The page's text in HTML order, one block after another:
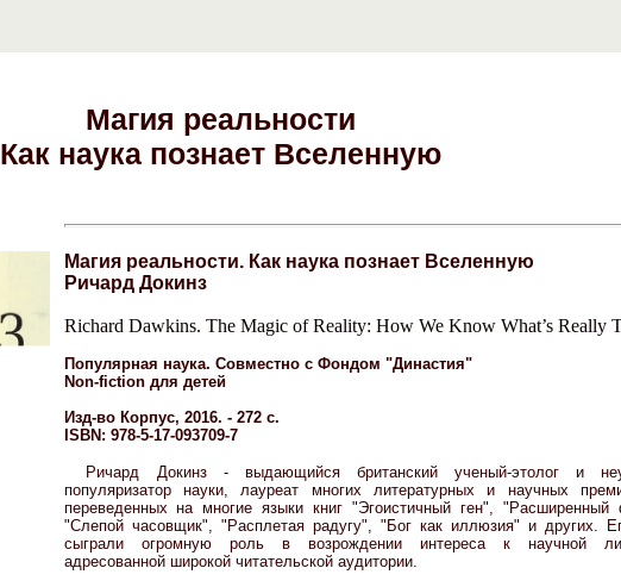
Магия реальности
Как наука познает Вселенную
Магия реальности. Как наука познает Вселенную
Ричард Докинз
Richard Dawkins. The Magic of Reality: How We Know What’s Really
Популярная наука. Совместно с Фондом "Династия"
Non-fiction для детей
Изд-во Корпус, 2016. - 272 с.
ISBN: 978-5-17-093709-7
Ричард Докинз - выдающийся британский ученый-этолог и
популяризатор науки, лауреат многих литературных и научных
переведенных на многие языки книг "Эгоистичный ген", "Расширенный
"Слепой часовщик", "Расплетая радугу", "Бог как иллюзия" и других.
сыграли огромную роль в возрождении интереса к научной
адресованной широкой читательской аудитории.